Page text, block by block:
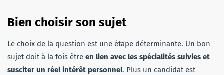
Bien choisir son sujet
Le choix de la question est une étape déterminante. Un bon
sujet doit à la fois être en lien avec les spécialités suivies et
susciter un réel intérêt personnel. Plus un candidat est